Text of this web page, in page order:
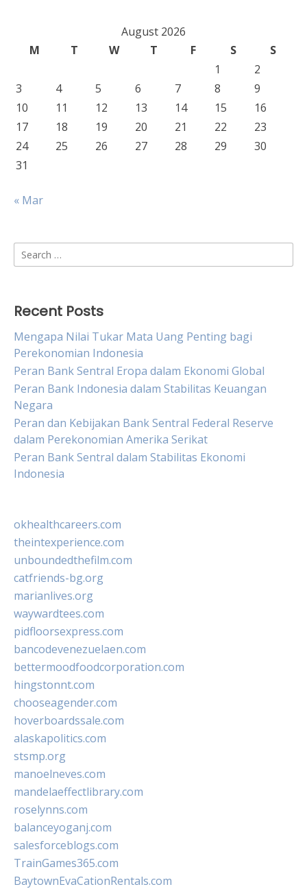
August 2026
M
T W T F S
S
1
2
3
4 5 6 7 8
9
10
11 12 13 14 15
16
17
18 19 20 21 22
23
24
25 26 27 28 29
30
31
« Mar
Search
for:
Recent Posts
Mengapa Nilai Tukar Mata Uang Penting bagi
Perekonomian Indonesia
Peran Bank Sentral Eropa dalam Ekonomi Global
Peran Bank Indonesia dalam Stabilitas Keuangan
Negara
Peran dan Kebijakan Bank Sentral Federal Reserve
dalam Perekonomian Amerika Serikat
Peran Bank Sentral dalam Stabilitas Ekonomi
Indonesia
okhealthcareers.com
theintexperience.com
unboundedthefilm.com
catfriends-bg.org
marianlives.org
waywardtees.com
pidfloorsexpress.com
bancodevenezuelaen.com
bettermoodfoodcorporation.com
hingstonnt.com
chooseagender.com
hoverboardssale.com
alaskapolitics.com
stsmp.org
manoelneves.com
mandelaeffectlibrary.com
roselynns.com
balanceyoganj.com
salesforceblogs.com
TrainGames365.com
BaytownEvaCationRentals.com